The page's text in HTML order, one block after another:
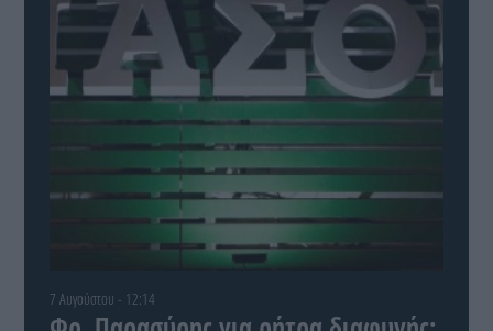
7 Αυγούστου - 12:14